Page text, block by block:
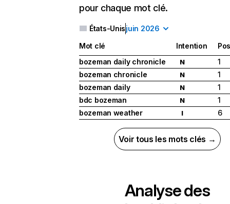
pour chaque mot clé.
États-Unisjuin 2026
Mot clé Intention
bozeman daily chronicle
N
1
bozeman chronicle
N
1
bozeman daily
N
1
bdc bozeman
N
1
bozeman weather
I 6
Voir tous les mots clés →
Analyse des